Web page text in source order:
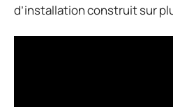
d’installation construit sur